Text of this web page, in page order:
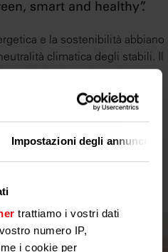
Impostazioni degli annunci
trattiamo i vostri dati
numero IP,
i cookie per
smart and healthy”.
e la sostenibilità abbiano
climatica degli stabili. Il
in modo attivo alla
soluzioni. Assicurare la
negli edifici. Con il support di
emissioni per 8.7milioni di
Siamo sicuri che molto di più
della digitalizzazione – per